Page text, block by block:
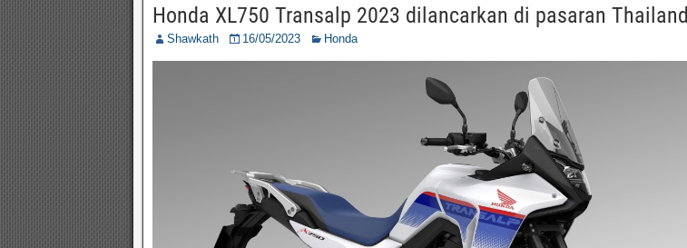
Honda XL750 Transalp 2023 dilancarkan di pasaran Thailand
Shawkath 16/05/2023 Honda